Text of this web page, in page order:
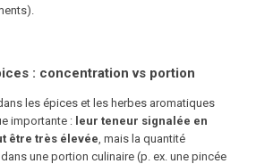
: concentration vs portion
les épices et les herbes aromatiques
importante : leur teneur signalée en
être très élevée, mais la quantité
une portion culinaire (p. ex. une pincée